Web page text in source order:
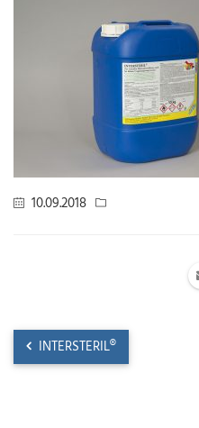
10.09.2018
INTERSTERIL®